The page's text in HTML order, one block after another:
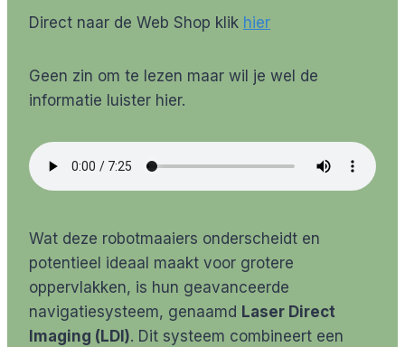
Direct naar de Web Shop klik hier
Geen zin om te lezen maar wil je wel de
informatie luister hier.
Wat deze robotmaaiers onderscheidt en
potentieel ideaal maakt voor grotere
oppervlakken, is hun geavanceerde
navigatiesysteem, genaamd Laser Direct
Imaging (LDI). Dit systeem combineert een